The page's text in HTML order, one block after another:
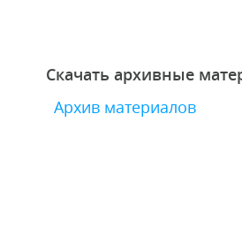
Скачать архивные
Архив материалов